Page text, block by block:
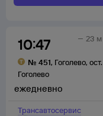
10:47
№ 451, Гоголево, ост.
Гоголево
23 м
Трансавтосервис
ежедневно